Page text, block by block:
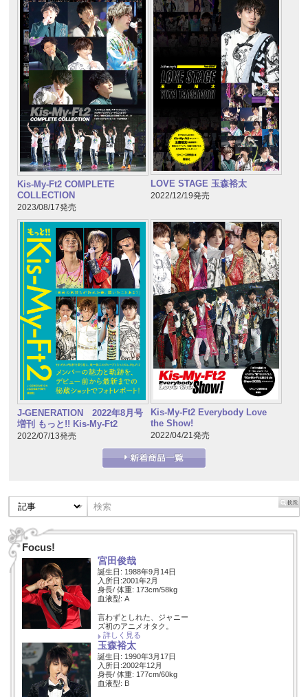
Kis-My-Ft2 COMPLETE
COLLECTION
2023/08/17発売
LOVE STAGE 玉森裕太
2022/12/19発売
J-GENERATION 2022年8月号
増刊 もっと!! Kis-My-Ft2
2022/07/13発売
Kis-My-Ft2 Everybody Love
the Show!
2022/04/21発売
Focus!
宮田俊哉
誕生日: 1988年9月14日
入所日:2001年2月
身長/ 体重: 173cm/58kg
血液型: A
言わずとしれた、ジャニー
ズ初のアニメオタク。
詳しく見る
玉森裕太
誕生日: 1990年3月17日
入所日:2002年12月
身長/ 体重: 177cm/60kg
血液型: B